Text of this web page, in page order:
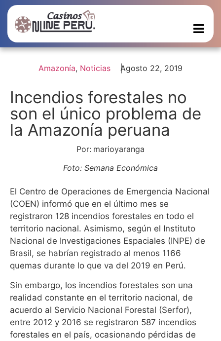
Amazonía, Noticias Agosto 22, 2019
Incendios forestales no
son el único problema de
la Amazonía peruana
Por: marioyaranga
Foto: Semana Económica
El Centro de Operaciones de Emergencia Nacional
(COEN) informó que en el último mes se
registraron 128 incendios forestales en todo el
territorio nacional. Asimismo, según el Instituto
Nacional de Investigaciones Espaciales (INPE) de
Brasil, se habrían registrado al menos 1166
quemas durante lo que va del 2019 en Perú.
Sin embargo, los incendios forestales son una
realidad constante en el territorio nacional, de
acuerdo al Servicio Nacional Forestal (Serfor),
entre 2012 y 2016 se registraron 587 incendios
forestales en el país, ocasionando pérdidas de